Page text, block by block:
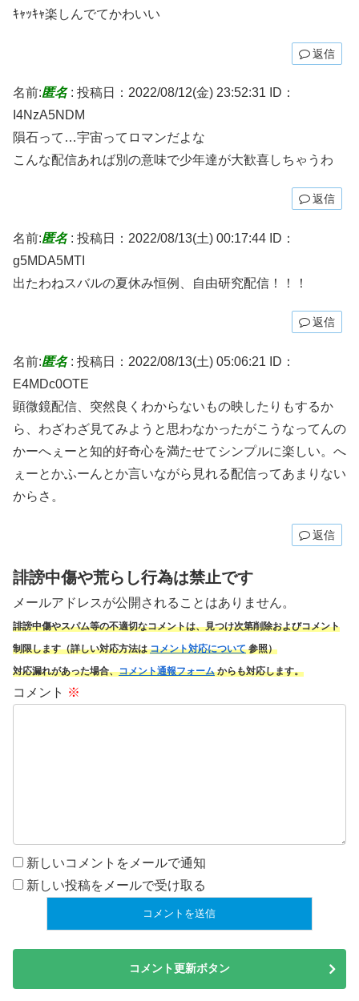
ｷｬｯｷｬ楽しんでてかわいい
返信
名前:匿名: 投稿日：2022/08/12(金) 23:52:31
ID：
I4NzA5NDM
隕石って…宇宙ってロマンだよな
こんな配信あれば別の意味で少年達が大歓喜しちゃうわ
返信
名前:匿名: 投稿日：2022/08/13(土) 00:17:44 ID：
g5MDA5MTI
出たわねスバルの夏休み恒例、自由研究配信！！！
返信
名前:匿名: 投稿日：2022/08/13(土) 05:06:21
ID：
E4MDc0OTE
顕微鏡配信、突然良くわからないもの映したりもするか
ら、わざわざ見てみようと思わなかったがこうなってんの
かーへぇーと知的好奇心を満たせてシンプルに楽しい。へ
ぇーとかふーんとか言いながら見れる配信ってあまりない
からさ。
返信
誹謗中傷や荒らし行為は禁止です
メールアドレスが公開されることはありません。
誹謗中傷やスパム等の不適切なコメントは、見つけ次第削除およびコメント
制限します（詳しい対応方法はコメント対応について参照）
対応漏れがあった場合、コメント通報フォームからも対応します。
コメント ※
新しいコメントをメールで通知
新しい投稿をメールで受け取る
コメント更新ボタン